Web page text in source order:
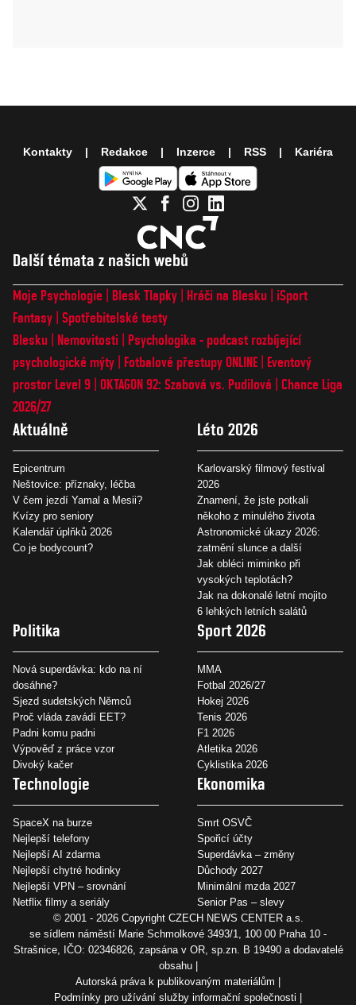
Další témata z našich webů
Moje Psychologie Blesk Tlapky Hráči na Blesku
iSport
Fantasy Spotřebitelské testy
Blesku
Nemovitosti
Psychologika - podcast rozbíjející
psychologické mýty
Fotbalové přestupy ONLINE
Eventový
prostor Level 9 OKTAGON 92: Szabová vs. Pudilová
Chance Liga
2026/27
Aktuálně
Epicentrum
Neštovice: příznaky, léčba
V čem jezdí Yamal a Mesii?
Kvízy pro seniory
Kalendář úplňků 2026
Co je bodycount?
Léto 2026
Karlovarský filmový festival
2026
Znamení, že jste potkali
někoho z minulého života
Astronomické úkazy 2026:
zatmění slunce a další
Jak obléci miminko při
vysokých teplotách?
Jak na dokonalé letní mojito
6 lehkých letních salátů
Politika
Nová superdávka: kdo na ní
dosáhne?
Sjezd sudetských Němců
Proč vláda zavádí EET?
Padni komu padni
Výpověď z práce vzor
Divoký kačer
Sport 2026
MMA
Fotbal 2026/27
Hokej 2026
Tenis 2026
F1 2026
Atletika 2026
Cyklistika 2026
Technologie
SpaceX na burze
Nejlepší telefony
Nejlepší AI zdarma
Nejlepší chytré hodinky
Nejlepší VPN – srovnání
Netflix filmy a seriály
Ekonomika
Smrt OSVČ
Spořicí účty
Superdávka – změny
Důchody 2027
Minimální mzda 2027
Senior Pas – slevy
Kontakty Redakce Inzerce RSS Kariéra
© 2001 - 2026 Copyright CZECH NEWS CENTER a.s.
se sídlem náměstí Marie Schmolkové 3493/1, 100 00 Praha 10 -
Strašnice, IČO: 02346826, zapsána v OR, sp.zn. B 19490 a dodavatelé
obsahu
Autorská práva k publikovaným materiálům
Podmínky pro užívání služby informační společnosti